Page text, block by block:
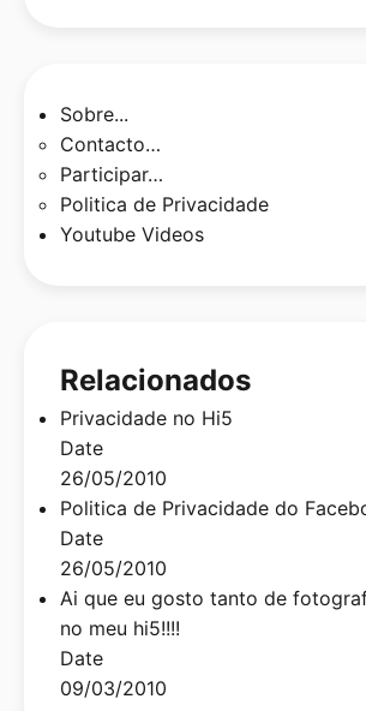
Sobre...
Contacto…
Participar…
Politica de Privacidade
Youtube Videos
Relacionados
Privacidade no Hi5
Date
26/05/2010
Politica de Privacidade do
Date
26/05/2010
Ai que eu gosto tanto de
no meu hi5!!!!
Date
09/03/2010